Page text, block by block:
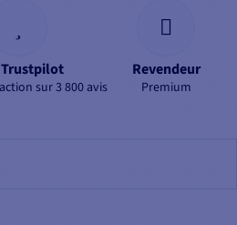
Trustpilot
sur 3 800 avis
Revendeur
Premium